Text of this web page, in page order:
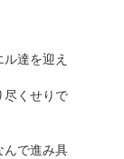
達を迎え
尽くせりで
んで進み具